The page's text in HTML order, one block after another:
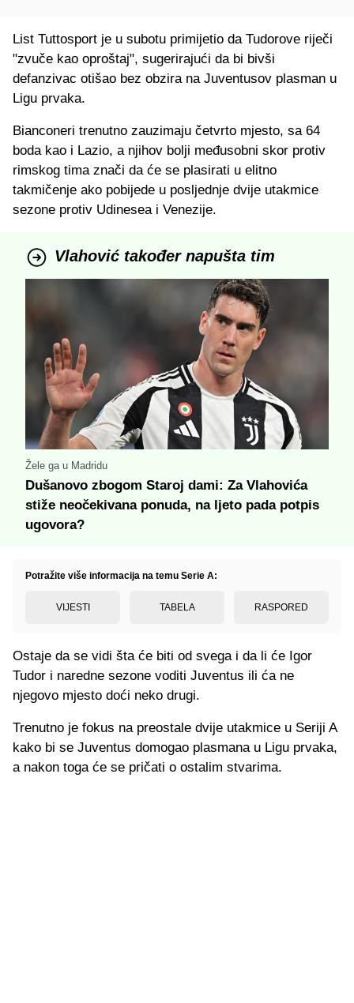
List Tuttosport je u subotu primijetio da Tudorove riječi
"zvuče kao oproštaj", sugerirajući da bi bivši
defanzivac otišao bez obzira na Juventusov plasman u
Ligu prvaka.
Bianconeri trenutno zauzimaju četvrto mjesto, sa 64
boda kao i Lazio, a njihov bolji međusobni skor protiv
rimskog tima znači da će se plasirati u elitno
takmičenje ako pobijede u posljednje dvije utakmice
sezone protiv Udinesea i Venezije.
Vlahović također napušta tim
Žele ga u Madridu
Dušanovo zbogom Staroj dami: Za Vlahovića
stiže neočekivana ponuda, na ljeto pada potpis
ugovora?
Potražite više informacija na temu Serie A:
VIJESTI TABELA RASPORED
Ostaje da se vidi šta će biti od svega i da li će Igor
Tudor i naredne sezone voditi Juventus ili ća ne
njegovo mjesto doći neko drugi.
Trenutno je fokus na preostale dvije utakmice u Seriji A
kako bi se Juventus domogao plasmana u Ligu prvaka,
a nakon toga će se pričati o ostalim stvarima.